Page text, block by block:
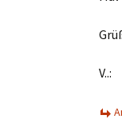
V..: